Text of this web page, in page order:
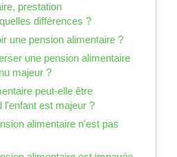
prestation
différences ?
une pension alimentaire ?
une pension alimentaire
majeur ?
peut-elle être
l'enfant est majeur ?
alimentaire n'est pas